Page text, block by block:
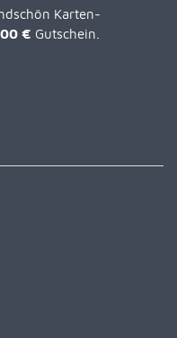
Karten-
€ Gutschein.